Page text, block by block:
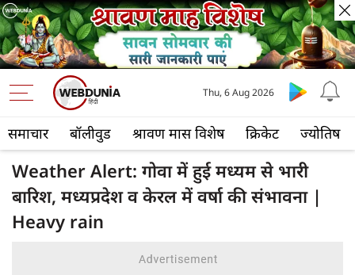
समाचार बॉलीवुड श्रावण मास विशेष क्रिकेट ज्योतिष
Thu, 6 Aug 2026
Weather Alert: गोवा में हुई मध्यम से भारी
बारिश, मध्यप्रदेश व केरल में वर्षा की संभावना |
Heavy rain